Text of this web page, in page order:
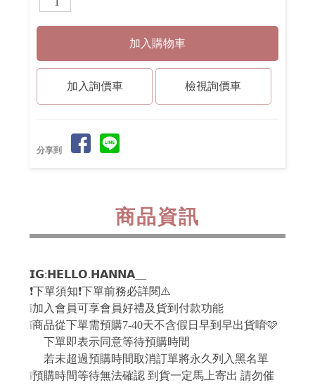
檢視詢價車
分享到
商品資訊
𝗜𝗚:𝗛𝗘𝗟𝗟𝗢.𝗛𝗔𝗡𝗡𝗔__
❗️下單須知❗️下單前務必詳閱⚠️
❕加入會員可享會員好禮及貨到付款功能
❕商品從下單需預購7-40天不含假日早到早出貨唷🩷
下單即表示同意等待預購時間
若未超過預購時間取消訂單將永久列入黑名單
❕預購時間等待無法確認 到貨一定馬上寄出 請勿催